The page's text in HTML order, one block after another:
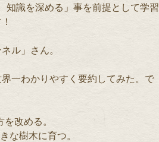
知識を深める」事を前提として学習
ル」さん。
一わかりやすく要約してみた。で
改める。
な樹木に育つ。